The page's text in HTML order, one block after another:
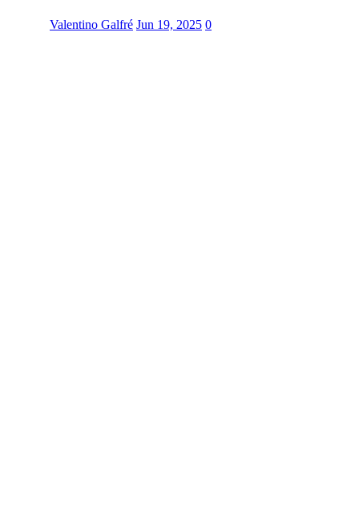
Valentino Galfré Jun 19, 2025 0